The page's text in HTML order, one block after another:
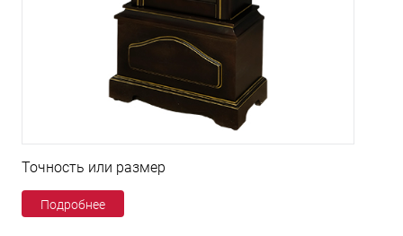
Точность или размер
Подробнее